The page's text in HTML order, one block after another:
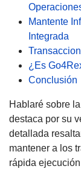
Mantente
Integrada
¿Es
Conclusión
Hablaré sobre
destaca por su
detallada
mantener a los
rápida